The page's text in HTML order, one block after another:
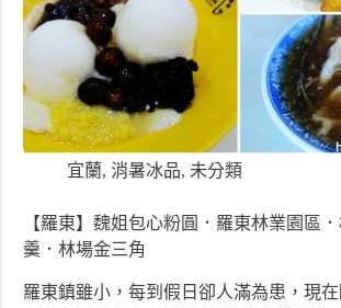
宜蘭, 消暑冰品, 未分類
【羅東】魏姐包心粉圓．羅東林業園區
羹．林場金三角
羅東鎮雖小，每到假日卻人滿為患，現